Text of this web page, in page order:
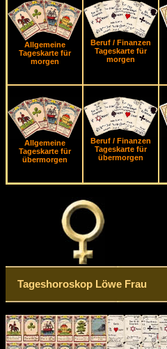
Allgemeine
Tageskarte für
morgen
Beruf / Finanzen
Tageskarte für
morgen
Allgemeine
Tageskarte für
übermorgen
Beruf / Finanzen
Tageskarte für
übermorgen
Tageshoroskop Löwe Frau